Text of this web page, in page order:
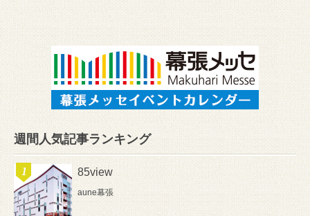
週間人気記事ランキング
85view
aune幕張